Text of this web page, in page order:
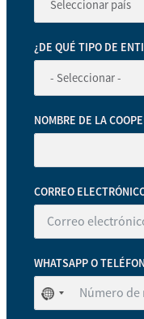
¿DE QUÉ TIPO DE
NOMBRE DE LA
CORREO
WHATSAPP O
No
se